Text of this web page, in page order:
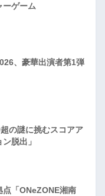
ーゲーム
、豪華出演者第1弾
の謎に挑むスコアア
脱出」
「ONeZONE湘南